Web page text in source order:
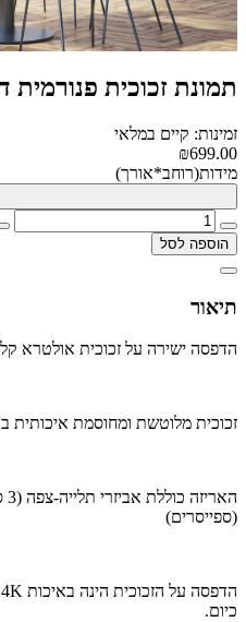
תמונת זכוכית פנורמית דגם
זמינות: קיים במלאי
₪699.00
מידות(רוחב*אורך)
הוספה לסל
תיאור
הדפסה ישירה על זכוכית אולטרא
זכוכית מלוטשת ומחוסמת איכותית בעובי
(ספייסרים)
כיום.